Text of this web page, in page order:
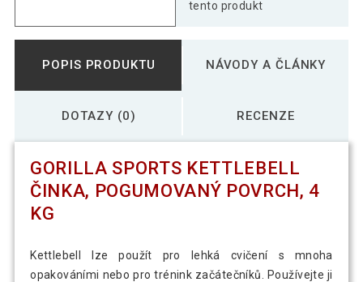
pogumovaný povrch, 24 kg
2 356 Kč
tento produkt
POPIS PRODUKTU NÁVODY A ČLÁNKY
DOTAZY (0) RECENZE
GORILLA SPORTS KETTLEBELL
ČINKA, POGUMOVANÝ POVRCH, 4
KG
Kettlebell lze použít pro lehká cvičení s mnoha
opakováními nebo pro trénink začátečníků. Používejte ji